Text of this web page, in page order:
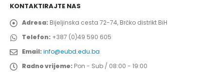
KONTAKTIRAJTE NAS
Adresa: Bijeljinska cesta 72-74, Brčko distrikt BiH
Telefon: +387 (0)49 590 605
Email:info@eubd.edu.ba
Radno vrijeme: Pon - Sub / 08:00 - 19:00